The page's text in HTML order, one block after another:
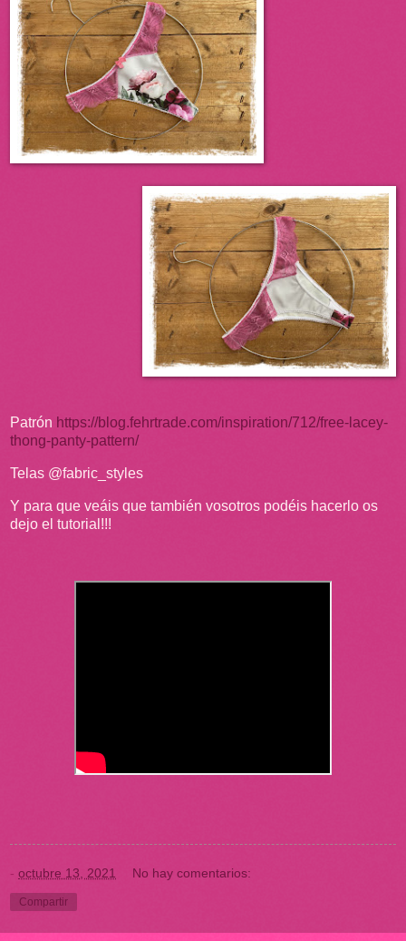
Patrón https://blog.fehrtrade.com/inspiration/712/free-lacey-
thong-panty-pattern/
Telas @fabric_styles
Y para que veáis que también vosotros podéis hacerlo os
dejo el tutorial!!!
- octubre 13, 2021 No hay comentarios:
Compartir